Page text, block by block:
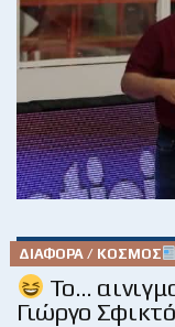
ΔΙΆΦΟΡΑ / ΚΌΣΜΟΣ
Το…
Γιώργο